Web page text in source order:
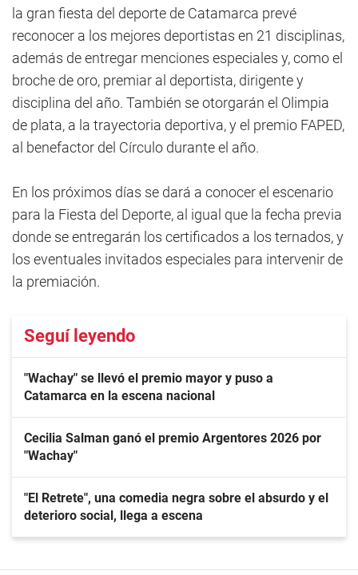
la gran fiesta del deporte de Catamarca prevé
reconocer a los mejores deportistas en 21 disciplinas,
además de entregar menciones especiales y, como el
broche de oro, premiar al deportista, dirigente y
disciplina del año. También se otorgarán el Olimpia
de plata, a la trayectoria deportiva, y el premio FAPED,
al benefactor del Círculo durante el año.
En los próximos días se dará a conocer el escenario
para la Fiesta del Deporte, al igual que la fecha previa
donde se entregarán los certificados a los ternados, y
los eventuales invitados especiales para intervenir de
la premiación.
Seguí leyendo
"Wachay" se llevó el premio mayor y puso a
Catamarca en la escena nacional
Cecilia Salman ganó el premio Argentores 2026 por
"Wachay"
"El Retrete", una comedia negra sobre el absurdo y el
deterioro social, llega a escena